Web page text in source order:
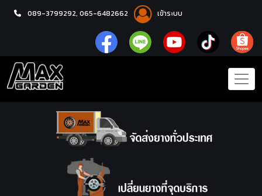
089-3799292, 065-6482662 เข้าระบบ
หน้าแรก